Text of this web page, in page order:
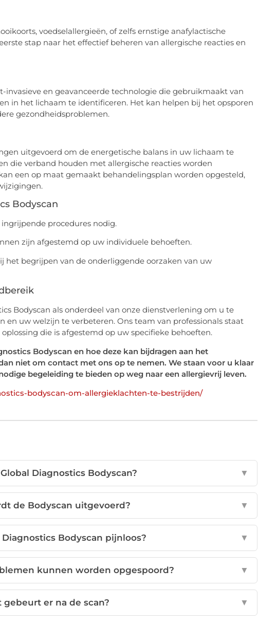
voedselallergieën, of zelfs ernstige anafylactische
stap naar het effectief beheren van allergische reacties en
invasieve en geavanceerde technologie die gebruikmaakt van
in het lichaam te identificeren. Het kan helpen bij het opsporen
gezondheidsproblemen.
uitgevoerd om de energetische balans in uw lichaam te
die verband houden met allergische reacties worden
een op maat gemaakt behandelingsplan worden opgesteld,
Bodyscan
procedures nodig.
zijn afgestemd op uw individuele behoeften.
het begrijpen van de onderliggende oorzaken van uw
Bodyscan als onderdeel van onze dienstverlening om u te
uw welzijn te verbeteren. Ons team van professionals staat
die is afgestemd op uw specifieke behoeften.
Bodyscan en hoe deze kan bijdragen aan het
niet om contact met ons op te nemen. We staan voor u klaar
begeleiding te bieden op weg naar een allergievrij leven.
bodyscan-om-allergieklachten-te-bestrijden/
Diagnostics Bodyscan? ▼
de Bodyscan uitgevoerd? ▼
Diagnostics Bodyscan pijnloos? ▼
kunnen worden opgespoord? ▼
gebeurt er na de scan? ▼